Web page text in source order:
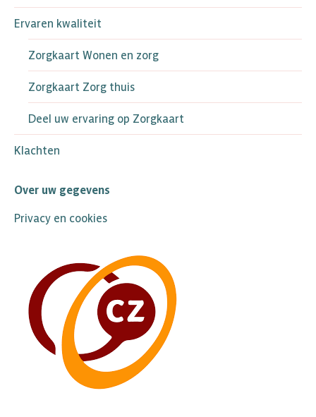
Ervaren kwaliteit
Zorgkaart Wonen en zorg
Zorgkaart Zorg thuis
Deel uw ervaring op Zorgkaart
Klachten
Over uw gegevens
Privacy en cookies